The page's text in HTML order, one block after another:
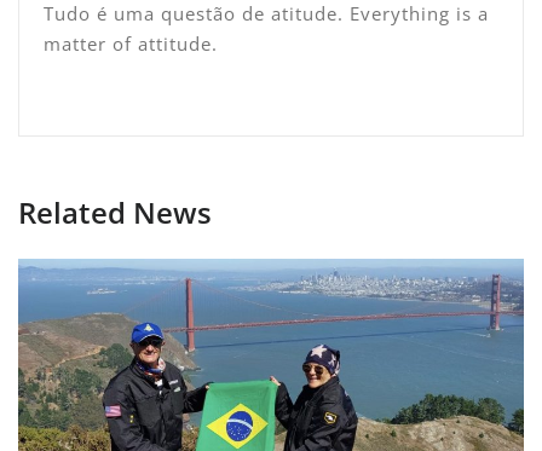
Tudo é uma questão de atitude. Everything is a
matter of attitude.
Related News